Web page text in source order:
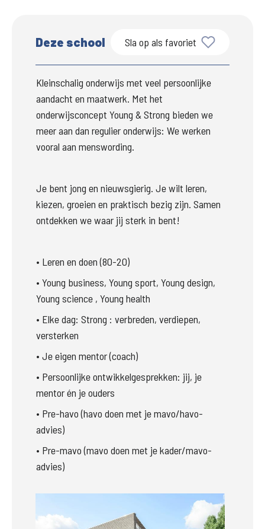
Deze school Sla op als favoriet
Kleinschalig onderwijs met veel persoonlijke
aandacht en maatwerk. Met het
onderwijsconcept Young & Strong bieden we
meer aan dan regulier onderwijs: We werken
vooral aan menswording.
Je bent jong en nieuwsgierig. Je wilt leren,
kiezen, groeien en praktisch bezig zijn. Samen
ontdekken we waar jij sterk in bent!
• Leren en doen (80-20)
• Young business, Young sport, Young design,
Young science , Young health
• Elke dag: Strong : verbreden, verdiepen,
versterken
• Je eigen mentor (coach)
• Persoonlijke ontwikkelgesprekken: jij, je
mentor én je ouders
• Pre-havo (havo doen met je mavo/havo-
advies)
• Pre-mavo (mavo doen met je kader/mavo-
advies)